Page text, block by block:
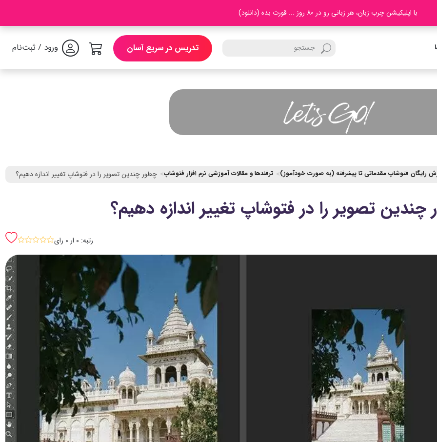
با اپلیکیشن چرب زبان، هر زبانی رو در 80 روز ... قورت بده (دانلود)
تدریس در سریع آسان ورود / ثبت‌نام
رایگان فتوشاپ مقدماتی تا پیشرفته (به صورت خودآموز) ترفندها و مقالات آموزشی نرم افزار فتوشاپ چطور چندین تصویر را در فتوشاپ تغییر اندازه دهیم؟
تصویر را در فتوشاپ تغییر اندازه دهیم؟
رتبه: 0 ار 0 رای sssss